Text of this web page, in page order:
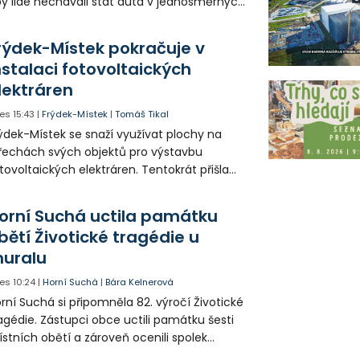
někteří obyvatelé rozhodli sepsat petici.
Místek pokračuje v
fotovoltaických
15:43 |Frýdek-Místek |Tomáš Tikal
Místek se snaží využívat plochy na
svých objektů pro výstavbu
elektráren. Tentokrát přišla
Suchá uctila památku
Životické tragédie u
10:24 |Horní Suchá |Bára Kelnerová
Suchá si připomněla 82. výročí Životické
Zástupci obce uctili památku šesti
obětí a zároveň ocenili spolek